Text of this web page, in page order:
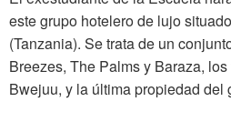
este grupo hotelero de lujo
(Tanzania). Se trata de un
Breezes, The Palms y Baraza,
Bwejuu, y la última propiedad del